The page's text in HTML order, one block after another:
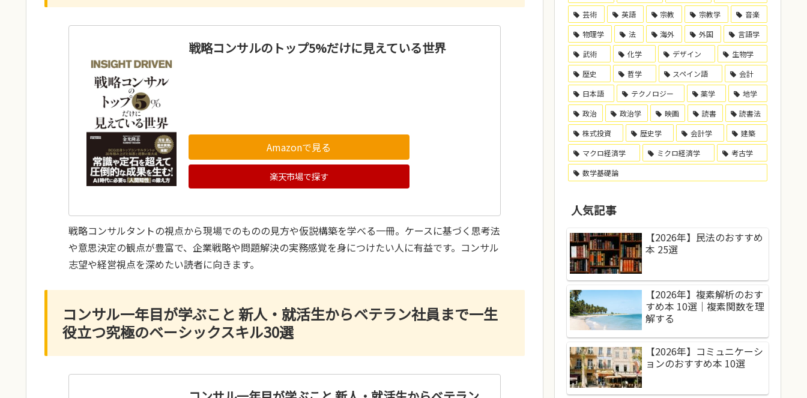
戦略コンサルのトップ5%だけに見えている世界
Amazonで見る
楽天市場で探す
戦略コンサルタントの視点から現場でのものの見方や仮説構築を学べる一冊。ケースに基づく思考法
や意思決定の観点が豊富で、企業戦略や問題解決の実務感覚を身につけたい人に有益です。コンサル
志望や経営視点を深めたい読者に向きます。
コンサル一年目が学ぶこと 新人・就活生からベテラン社員まで一生
役立つ究極のベーシックスキル30選
芸術
英語 宗教 宗教学
音楽
物理学
法 海外 外国
言語学
武術
化学 デザイン
生物学
歴史
哲学 スペイン語
会計
日本語
テクノロジー 薬学
地学
政治
政治学 映画 読書
読書法
株式投資
歴史学 会計学
建築
マクロ経済学
ミクロ経済学
考古学
数学基礎論
人気記事
【2026年】民法のおすすめ
本 25選
【2026年】複素解析のおす
すめ本 10選｜複素関数を理
解する
【2026年】コミュニケーシ
ョンのおすすめ本 10選